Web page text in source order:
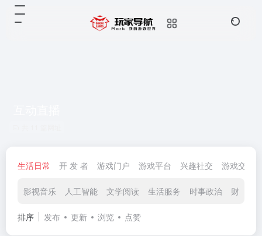
生活日常 开 发 者 游戏门户 游戏平台 兴趣社交 游戏交易
影视音乐 人工智能 文学阅读 生活服务 时事政治 财政经
排序 发布 更新 浏览 点赞